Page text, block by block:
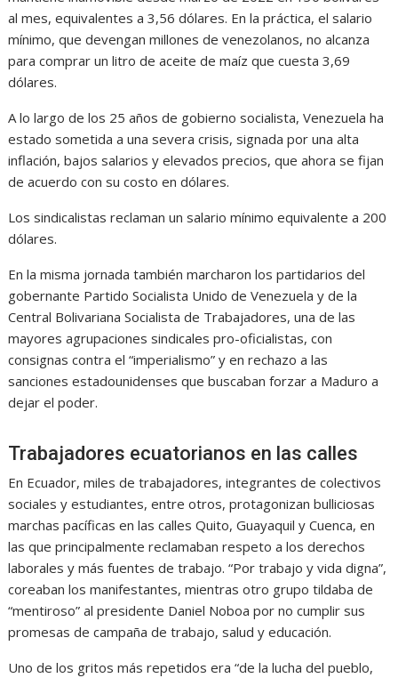
al mes, equivalentes a 3,56 dólares. En la práctica, el salario
mínimo, que devengan millones de venezolanos, no alcanza
para comprar un litro de aceite de maíz que cuesta 3,69
dólares.
A lo largo de los 25 años de gobierno socialista, Venezuela ha
estado sometida a una severa crisis, signada por una alta
inflación, bajos salarios y elevados precios, que ahora se fijan
de acuerdo con su costo en dólares.
Los sindicalistas reclaman un salario mínimo equivalente a 200
dólares.
En la misma jornada también marcharon los partidarios del
gobernante Partido Socialista Unido de Venezuela y de la
Central Bolivariana Socialista de Trabajadores, una de las
mayores agrupaciones sindicales pro-oficialistas, con
consignas contra el “imperialismo” y en rechazo a las
sanciones estadounidenses que buscaban forzar a Maduro a
dejar el poder.
Trabajadores ecuatorianos en las calles
En Ecuador, miles de trabajadores, integrantes de colectivos
sociales y estudiantes, entre otros, protagonizan bulliciosas
marchas pacíficas en las calles Quito, Guayaquil y Cuenca, en
las que principalmente reclamaban respeto a los derechos
laborales y más fuentes de trabajo. “Por trabajo y vida digna”,
coreaban los manifestantes, mientras otro grupo tildaba de
“mentiroso” al presidente Daniel Noboa por no cumplir sus
promesas de campaña de trabajo, salud y educación.
Uno de los gritos más repetidos era “de la lucha del pueblo,